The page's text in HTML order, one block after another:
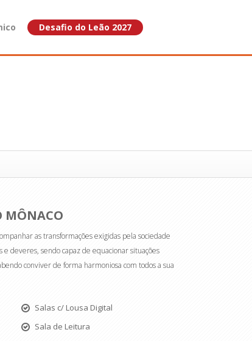
Desafio do Leão 2027
MÔNACO
as transformações exigidas pela sociedade
deveres, sendo capaz de equacionar situações
conviver de forma harmoniosa com todos a sua
Salas c/ Lousa Digital
Sala de Leitura